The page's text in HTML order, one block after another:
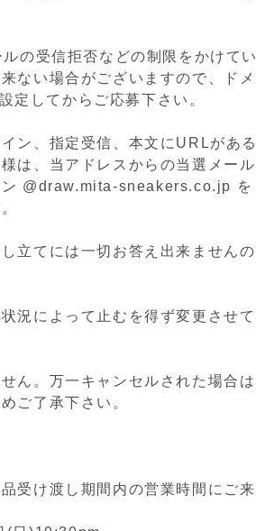
の受信拒否などの制限をかけてい
ない場合がございますので、ドメ
してからご応募下さい。
ン、指定受信、本文にURLがある
は、当アドレスからの当選メール
ン @draw.mita-sneakers.co.jp を
立てには一切お答え出来ませんの
況によって止むを得ず変更させて
ん。 万一キャンセル された場合は
ご了承下さい。
受け渡し期間内の営業時間にご来